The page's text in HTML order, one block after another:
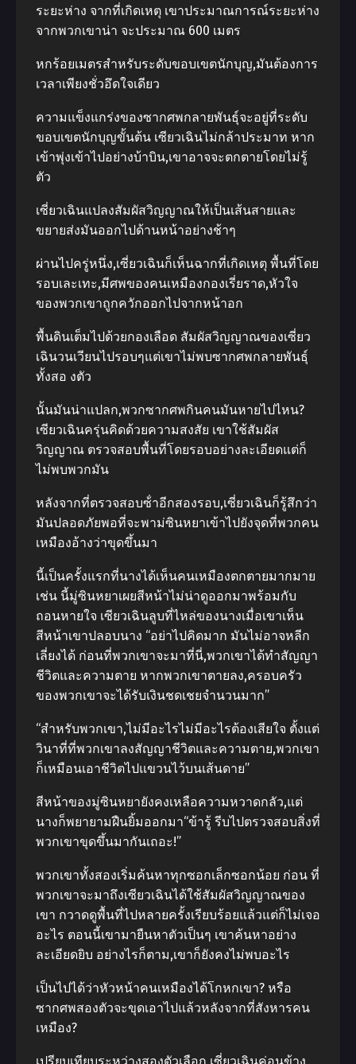
ระยะห่าง จากที่เกิดเหตุ เขาประมาณการณ์ระยะห่าง
จากพวกเขาน่า จะประมาณ 600 เมตร
หกร้อยเมตรสําหรับระดับขอบเขตนักบุญ,มันต้องการ
เวลาเพียงชั่วอึดใจเดียว
ความแข็งแกร่งของซากศพกลายพันธุ์จะอยู่ที่ระดับ
ขอบเขตนักบุญขั้นต้น เซียวเฉินไม่กล้าประมาท หาก
เข้าพุ่งเข้าไปอย่างบ้าบิน,เขาอาจจะตกตายโดยไม่รู้
ตัว
เซี่ยวเฉินแปลงสัมผัสวิญญาณให้เป็นเส้นสายและ
ขยายส่งมันออกไปด้านหน้าอย่างช้าๆ
ผ่านไปครู่หนึ่ง,เซี่ยวเฉินก็เห็นฉากที่เกิดเหตุ พื้นที่โดย
รอบเละเทะ,มีศพของคนเหมืองกองเรี่ยราด,หัวใจ
ของพวกเขาถูกควักออกไปจากหน้าอก
พื้นดินเต็มไปด้วยกองเลือด สัมผัสวิญญาณของเซี่ยว
เฉินวนเวียนไปรอบๆแต่เขาไม่พบซากศพกลายพันธุ์
ทั้งสอ งตัว
นั้นมันน่าแปลก,พวกซากศพกินคนมันหายไปไหน?
เซียวเฉินครุ่นคิดด้วยความสงสัย เขาใช้สัมผัส
วิญญาณ ตรวจสอบพื้นที่โดยรอบอย่างละเอียดแต่ก็
ไม่พบพวกมัน
หลังจากที่ตรวจสอบซ้ําอีกสองรอบ,เซี่ยวเฉินก็รู้สึกว่า
มันปลอดภัยพอที่จะพาม่ซินหยาเข้าไปยังจุดที่พวกคน
เหมืองอ้างว่าขุดขึ้นมา
นี้เป็นครั้งแรกที่นางได้เห็นคนเหมืองตกตายมากมาย
เช่น นี้มู่ซินหยาเผยสีหน้าไม่น่าดูออกมาพร้อมกับ
ถอนหายใจ เซียวเฉินลูบที่ไหล่ของนางเมื่อเขาเห็น
สีหน้าเขาปลอบนาง “อย่าไปคิดมาก มันไม่อาจหลีก
เลี่ยงได้ ก่อนที่พวกเขาจะมาที่นี่,พวกเขาได้ทําสัญญา
ชีวิตและความตาย หากพวกเขาตายลง,ครอบครัว
ของพวกเขาจะได้รับเงินชดเชยจํานวนมาก”
“สําหรับพวกเขา,ไม่มีอะไรไม่มีอะไรต้องเสียใจ ตั้งแต่
วินาที่ที่พวกเขาลงสัญญาชีวิตและความตาย,พวกเขา
ก็เหมือนเอาชีวิตไปแขวนไว้บนเส้นดาย”
สีหน้าของมู่ซินหยายังคงเหลือความหวาดกลัว,แต่
นางก็พยายามฝืนยิ้มออกมา“ข้ารู้ รีบไปตรวจสอบสิ่งที่
พวกเขาขุดขึ้นมากันเถอะ!”
พวกเขาทั้งสองเริ่มค้นหาทุกซอกเล็กซอกน้อย ก่อน ที่
พวกเขาจะมาถึงเซียวเฉินได้ใช้สัมผัสวิญญาณของ
เขา กวาดดูพื้นที่ไปหลายครั้งเรียบร้อยแล้วแต่ก็ไม่เจอ
อะไร ตอนนี้เขามายืนหาตัวเป็นๆ เขาค้นหาอย่าง
ละเอียดยิบ อย่างไรก็ตาม,เขาก็ยังคงไม่พบอะไร
เป็นไปได้ว่าหัวหน้าคนเหมืองได้โกหกเขา? หรือ
ซากศพสองตัวจะขุดเอาไปแล้วหลังจากที่สังหารคน
เหมือง?